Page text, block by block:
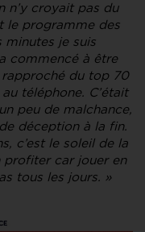
n’y croyait pas du
le programme des
minutes je suis
commencé à être
rapproché du top 70
téléphone. C’était
peu de malchance,
déception à la fin.
c’est le soleil de la
profiter car jouer en
tous les jours. »